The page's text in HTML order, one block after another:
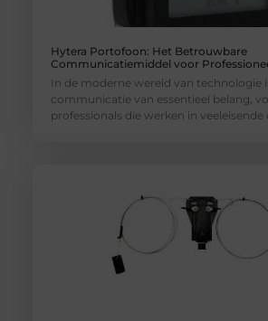
Hytera Portofoon: Het Betrouwbare
Communicatiemiddel voor
In de moderne wereld van technologie
communicatie van essentieel belang,
professionals die werken in veeleisende